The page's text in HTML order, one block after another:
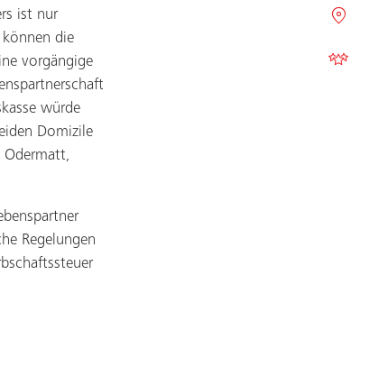
ist nur
die
vorgängige
würde
Domizile
Regelungen